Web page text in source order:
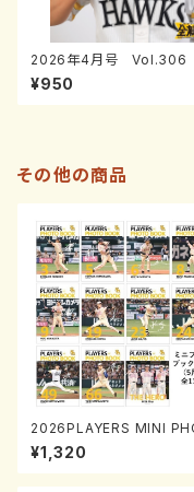
2026年4月号 Vol.306
¥950
その他の商品
2026PLAYERS MINI
O BOOK「プレイヤーズミニ
トブック」ver.2(5月)0731-
¥1,320